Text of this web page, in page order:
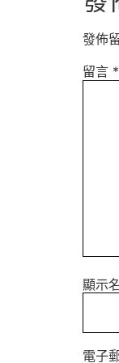
發佈
留言 *
顯示
電子